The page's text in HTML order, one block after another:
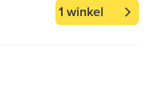
1 winkel